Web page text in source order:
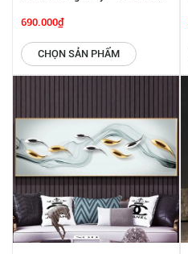
Màu Đàn Cá Cảnh SGP 442227
690.000₫
CHỌN SẢN PHẨM